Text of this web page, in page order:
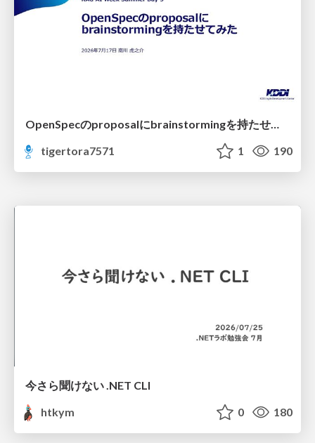
tigertora7571
1 190
今さら聞けない .NET CLI
htkym
0 180